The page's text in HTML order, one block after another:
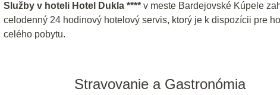
Služby v hoteli Hotel Dukla **** v meste Bardejovské Kúpele
celodenný 24 hodinový hotelový servis, ktorý je k dispozícii pre
celého pobytu.
Stravovanie a Gastronómia